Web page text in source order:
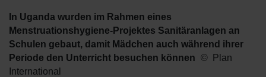
In Uganda wurden im Rahmen eines
Menstruationshygiene-Projektes Sanitäranlagen an
Schulen gebaut, damit Mädchen auch während ihrer
Periode den Unterricht besuchen können
Plan
International